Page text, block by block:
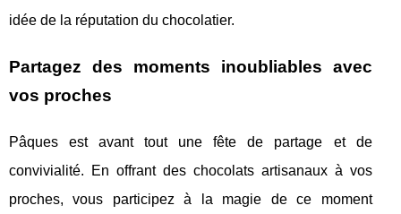
idée de la réputation du chocolatier.
Partagez des moments inoubliables avec
vos proches
Pâques est avant tout une fête de partage et de
convivialité. En offrant des chocolats artisanaux à vos
proches, vous participez à la magie de ce moment